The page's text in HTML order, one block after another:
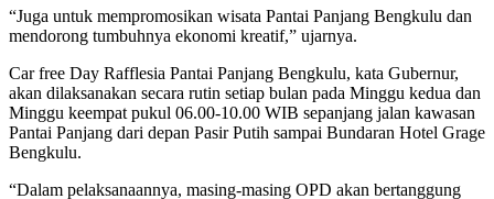
“Juga untuk mempromosikan wisata Pantai Panjang Bengkulu dan
mendorong tumbuhnya ekonomi kreatif,” ujarnya.
Car free Day Rafflesia Pantai Panjang Bengkulu, kata Gubernur,
akan dilaksanakan secara rutin setiap bulan pada Minggu kedua dan
Minggu keempat pukul 06.00-10.00 WIB sepanjang jalan kawasan
Pantai Panjang dari depan Pasir Putih sampai Bundaran Hotel Grage
Bengkulu.
“Dalam pelaksanaannya, masing-masing OPD akan bertanggung